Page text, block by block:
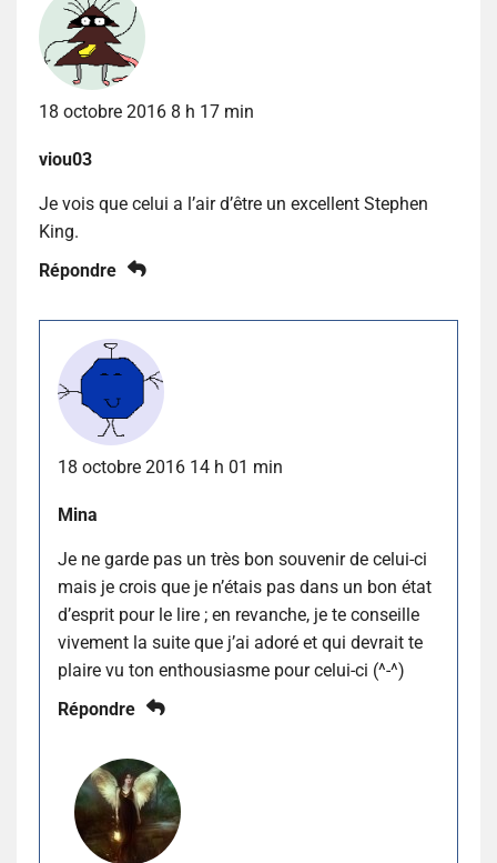
18 octobre 2016 8 h 17 min
viou03
Je vois que celui a l’air d’être un excellent Stephen
King.
Répondre
18 octobre 2016 14 h 01 min
Mina
Je ne garde pas un très bon souvenir de celui-ci
mais je crois que je n’étais pas dans un bon état
d’esprit pour le lire ; en revanche, je te conseille
vivement la suite que j’ai adoré et qui devrait te
plaire vu ton enthousiasme pour celui-ci (^-^)
Répondre